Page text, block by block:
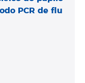
PCR de flu